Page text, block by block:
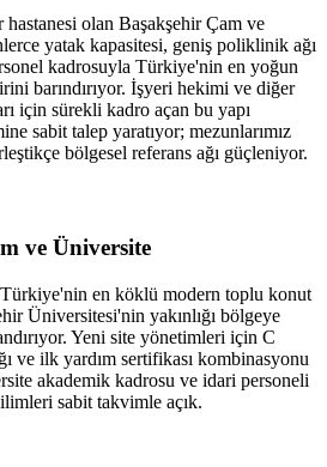
olan Başakşehir Çam ve
yatak kapasitesi, geniş poliklinik ağı
kadrosuyla Türkiye'nin en yoğun
barındırıyor. İşyeri hekimi ve diğer
için sürekli kadro açan bu yapı
sabit talep yaratıyor; mezunlarımız
bölgesel referans ağı güçleniyor.
ve Üniversite
Türkiye'nin en köklü modern toplu konut
Üniversitesi'nin yakınlığı bölgeye
Yeni site yönetimleri için C
ve ilk yardım sertifikası kombinasyonu
akademik kadrosu ve idari personeli
sabit takvimle açık.